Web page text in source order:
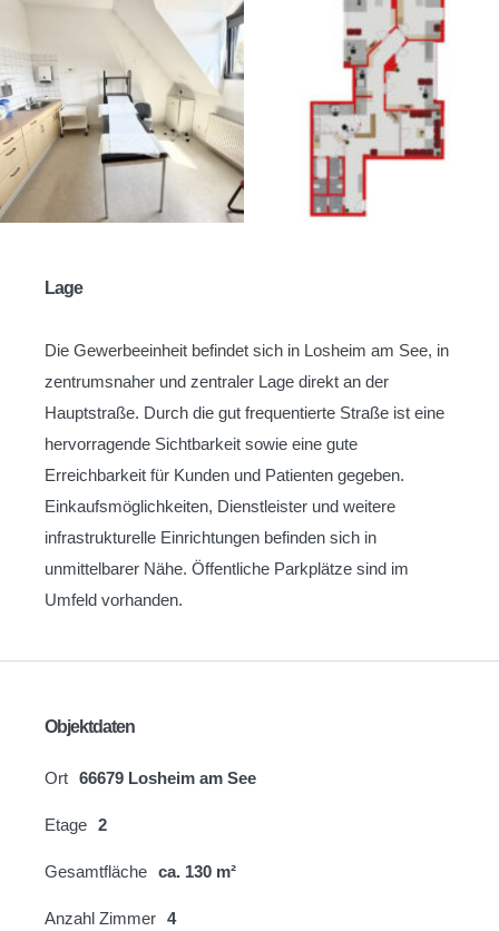
Lage
Die Gewerbeeinheit befindet sich in Losheim am See, in
zentrumsnaher und zentraler Lage direkt an der
Hauptstraße. Durch die gut frequentierte Straße ist eine
hervorragende Sichtbarkeit sowie eine gute
Erreichbarkeit für Kunden und Patienten gegeben.
Einkaufsmöglichkeiten, Dienstleister und weitere
infrastrukturelle Einrichtungen befinden sich in
unmittelbarer Nähe. Öffentliche Parkplätze sind im
Umfeld vorhanden.
Objektdaten
Ort 66679 Losheim am See
Etage 2
Gesamtfläche ca. 130 m²
Anzahl Zimmer 4